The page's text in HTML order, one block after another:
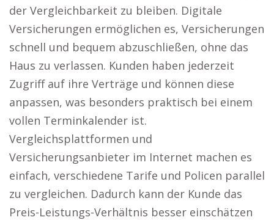
der Vergleichbarkeit zu bleiben. Digitale
Versicherungen ermöglichen es, Versicherungen
schnell und bequem abzuschließen, ohne das
Haus zu verlassen. Kunden haben jederzeit
Zugriff auf ihre Verträge und können diese
anpassen, was besonders praktisch bei einem
vollen Terminkalender ist.
Vergleichsplattformen und
Versicherungsanbieter im Internet machen es
einfach, verschiedene Tarife und Policen parallel
zu vergleichen. Dadurch kann der Kunde das
Preis-Leistungs-Verhältnis besser einschätzen